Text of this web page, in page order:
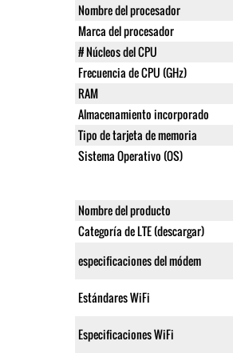
Nombre del procesador
Marca del procesador
# Núcleos del CPU
Frecuencia de CPU (GHz)
RAM
Almacenamiento incorporado
Tipo de tarjeta de memoria
Sistema Operativo (OS)
Nombre del producto
Categoría de LTE (descargar)
especificaciones del módem
Estándares WiFi
Especificaciones WiFi